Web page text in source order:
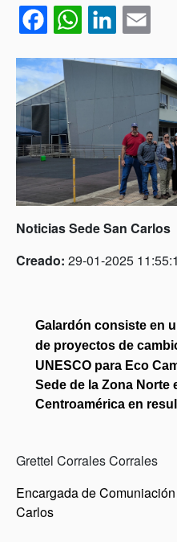
FacebookWhatsApp
LinkedIn
Noticias Sede San Carlos
Creado: 29-01-2025
Galardón consiste en
de proyectos de
UNESCO para Eco
Sede de la Zona Norte
Centroamérica en
Grettel Corrales Corrales
Encargada de
Carlos